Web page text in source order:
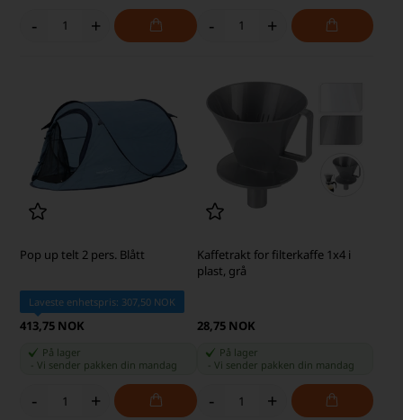
- + - +
Pop up telt 2 pers. Blått
Laveste enhetspris: 307,50 NOK
413,75 NOK
På lager
-Vi sender pakken din mandag
- +
Kaffetrakt for filterkaffe 1x4 i
plast, grå
28,75 NOK
På lager
Vi sender pakken din mandag
- +